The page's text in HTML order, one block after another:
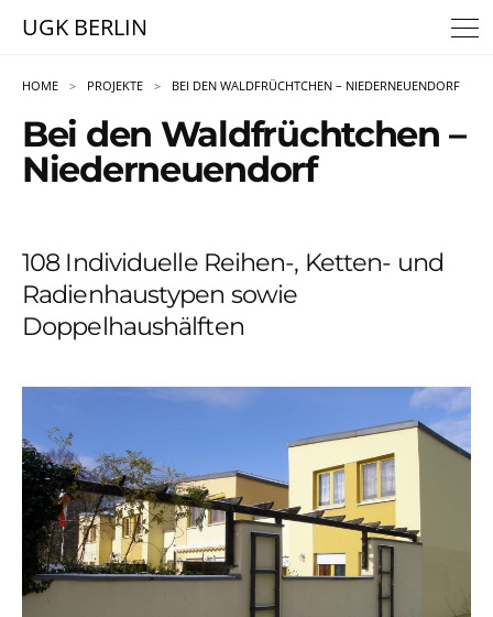
UGK BERLIN
HOME PROJEKTE BEI DEN WALDFRÜCHTCHEN – NIEDERNEUENDORF
Bei den Waldfrüchtchen –
Niederneuendorf
108 Individuelle Reihen-, Ketten- und
Radienhaustypen sowie
Doppelhaushälften